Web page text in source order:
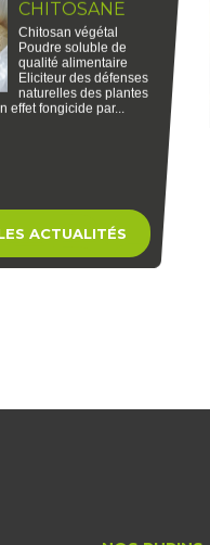
Chitosan végétal
Poudre soluble de
qualité alimentaire
Eliciteur des défenses
naturelles des plantes
effet fongicide par...
SPN AGROBIO sera
présent au SITEVI au
ACTUALITÉS